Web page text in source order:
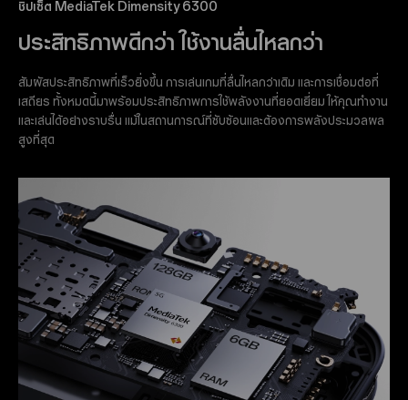
ชิปเซ็ต MediaTek Dimensity 6300
ประสิทธิภาพดีกว่า ใช้งานลื่นไหลกว่า
สัมผัสประสิทธิภาพที่เร็วยิ่งขึ้น การเล่นเกมที่ลื่นไหลกว่าเดิม และการเชื่อมต่อที่
เสถียร ทั้งหมดนี้มาพร้อมประสิทธิภาพการใช้พลังงานที่ยอดเยี่ยม ให้คุณทำงาน
และเล่นได้อย่างราบรื่น แม้ในสถานการณ์ที่ซับซ้อนและต้องการพลังประมวลผล
สูงที่สุด